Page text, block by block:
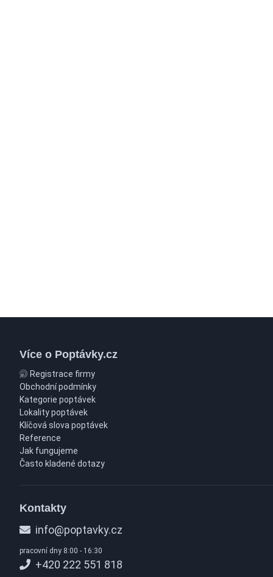
Více o Poptávky.cz
Registrace firmy
Obchodní podmínky
Kategorie poptávek
Lokality poptávek
Klíčová slova poptávek
Reference
Jak fungujeme
Často kladené dotazy
Kontakty
info@poptavky.cz
pracovní dny 8:00 - 16:30
+420 222 551 818